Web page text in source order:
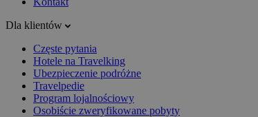
Dla klientów
Częste pytania
Hotele na Travelking
Ubezpieczenie podróżne
Travelpedie
Program lojalnościowy
Osobiście zweryfikowane pobyty